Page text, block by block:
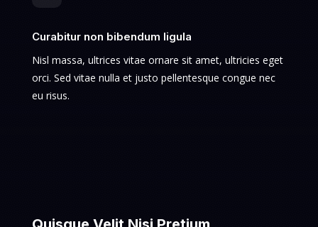
Curabitur non bibendum ligula
Nisl massa, ultrices vitae ornare sit amet, ultricies eget
orci. Sed vitae nulla et justo pellentesque congue nec
eu risus.